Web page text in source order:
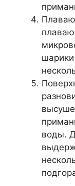
воды.